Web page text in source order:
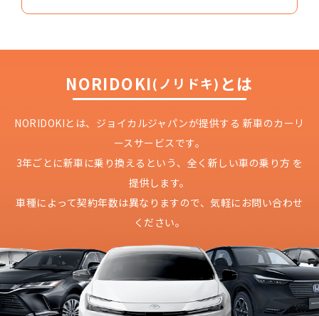
NORIDOKI(ノリドキ) とは
NORIDOKIとは、ジョイカルジャパンが提供する 新車のカーリ
ースサービスです。
3年ごとに新車に乗り換えるという、 全く新しい車の乗り方 を
提供します。
車種によって契約年数は異なりますので、気軽にお問い合わせ
ください。